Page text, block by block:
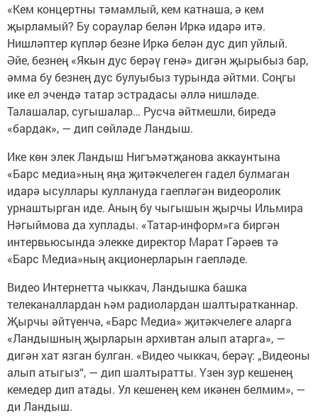
«Кем концертны тәмамлый, кем катнаша, ә кем
җырламый? Бу сораулар белән Иркә идарә итә.
Нишләптер күпләр безне Иркә белән дус дип уйлый.
Әйе, безнең «Якын дус берәү генә» дигән җырыбыз бар,
әмма бу безнең дус булуыбыз турында әйтми. Соңгы
ике ел эчендә татар эстрадасы әллә нишләде.
Талашалар, сугышалар… Русча әйтмешли, биредә
«бардак», — дип сөйләде Ландыш.
Ике көн элек Ландыш Нигъмәтҗанова аккаунтына
«Барс медиа»ның яңа җитәкчелеген гадел булмаган
идарә ысуллары куллануда гаепләгән видеоролик
урнаштырган иде. Аның бу чыгышын җырчы Ильмира
Нәгыймова да хуплады. «Татар-информ»га биргән
интервьюсында элекке директор Марат Гәрәев тә
«Барс Медиа»ның акционерларын гаепләде.
Видео Интернетта чыккач, Ландышка башка
телеканаллардан һәм радиолардан шалтыратканнар.
Җырчы әйтүенчә, «Барс Медиа» җитәкчелеге аларга
«Ландышның җырларын архивтан алып атарга», —
дигән хат язган булган. «Видео чыккач, берәү: „Видеоны
алып атыгыз“, — дип шалтыратты. Үзен зур кешенең
кемедер дип атады. Ул кешенең кем икәнен белмим», —
ди Ландыш.